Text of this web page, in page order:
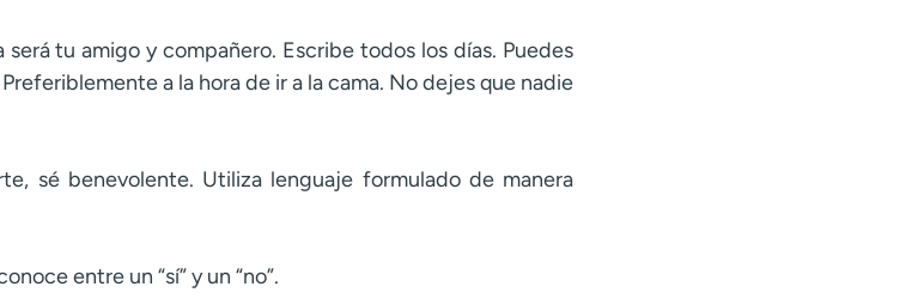
tu amigo y compañero. Escribe todos los días. Puedes
a la hora de ir a la cama. No dejes que nadie
sé benevolente. Utiliza lenguaje formulado de manera
entre un “sí” y un “no”.